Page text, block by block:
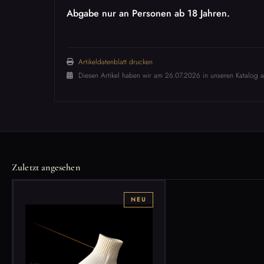
Abgabe nur an Personen ab 18 Jahren.
Artikeldatenblatt drucken
Diesen Artikel haben wir am 26.07.2026 in unseren Katalog
Zuletzt angesehen
NEU